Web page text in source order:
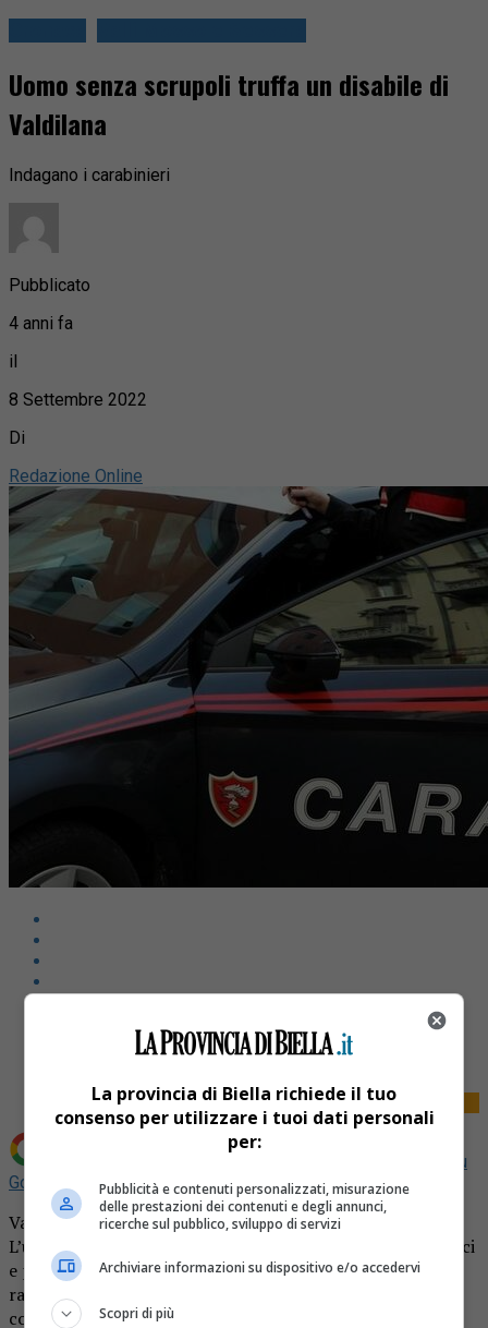
Uomo senza scrupoli truffa un disabile di
Valdilana
Indagano i carabinieri
Pubblicato
4 anni fa
il
8 Settembre 2022
Di
Redazione Online
Fonte preferita su
Google
Valdilana 30enne nei guai per aver truffato un disabile.
L’uomo, di 50 anni, residente in zona, con problemi psichici
e per questo accompagnato dagli assistenti sociali, ha
raccontato ai carabinieri che alcuni mesi prima un suo
conoscente, un trentenne residente a Valdilana, lo aveva
La provincia di Biella richiede il tuo
consenso per utilizzare i tuoi dati personali
per:
Pubblicità e contenuti personalizzati, misurazione
delle prestazioni dei contenuti e degli annunci,
ricerche sul pubblico, sviluppo di servizi
Archiviare informazioni su dispositivo e/o accedervi
Scopri di più